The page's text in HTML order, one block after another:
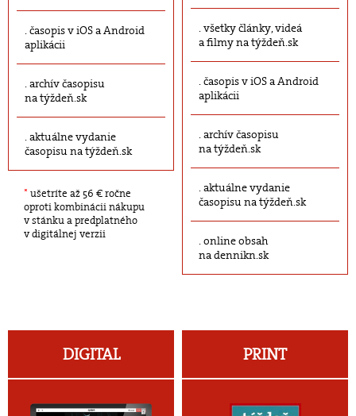
časopis v iOS a Android
aplikácii
archív časopisu
na týždeň.sk
aktuálne vydanie
časopisu na týždeň.sk
* ušetríte až 56 € ročne
oproti kombinácii nákupu
v stánku a predplatného
v digitálnej verzii
všetky články, videá
a filmy na týždeň.sk
časopis v iOS a Android
aplikácii
archív časopisu
na týždeň.sk
aktuálne vydanie
časopisu na týždeň.sk
online obsah
na dennikn.sk
DIGITAL PRINT